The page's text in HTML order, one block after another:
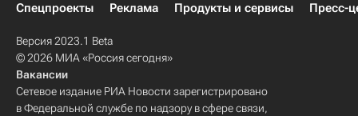
Спецпроекты
Реклама Продукты и сервисы Пресс-
Версия 2023.1 Beta
© 2026 МИА «Россия сегодня»
Вакансии
Сетевое издание РИА Новости зарегистрировано
в Федеральной службе по надзору в сфере связи,